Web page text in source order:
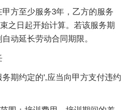
方至少服务3年，乙方的服务
之日起开始计算。若该服务期
动延长劳动合同期限。
期约定的',应当向甲方支付违约